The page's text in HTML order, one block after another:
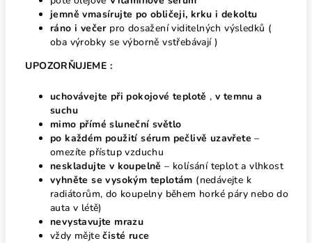
jemně vmasírujte po obličeji, krku i dekoltu
ráno i večerpro dosažení viditelných výsledků (
oba výrobky se výborně vstřebávají )
UPOZORŇUJEME :
uchovávejte při pokojové teplotě , v temnu a
suchu
mimo přímé sluneční světlo
po každém použití sérum pečlivě uzavřete–
omezíte přístup vzduchu
neskladujte v koupelně – kolísání teplot a vlhkost
vyhněte se vysokým teplotám (nedávejte k
radiátorům, do koupelny během horké páry nebo do
auta v létě)
nevystavujte mrazu
vždy mějte čisté ruce